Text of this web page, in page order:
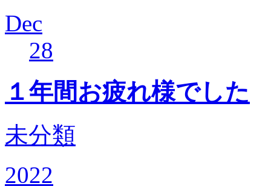
Dec
28
１年間お疲れ様でした
未分類
2022